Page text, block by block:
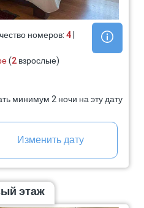
номеров:4|
(2взрослые)
минимум 2 ночи на эту дату
Изменить дату
этаж